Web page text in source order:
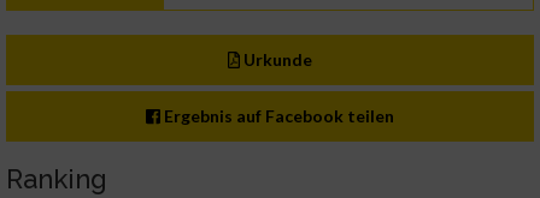
Urkunde
Ergebnis auf Facebook teilen
Ranking